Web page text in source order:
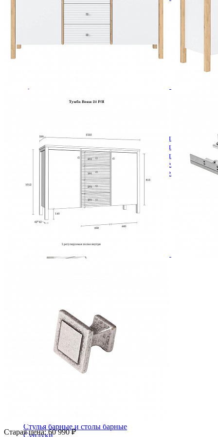
Кровати двуспальные
Кровати металлические
Кровати односпальные
Шкафы для одежды
Шкафы 2-х дверные для одежды и белья
Шкафы 3-х дверные для одежды и белья
Шкафы 4-х дверные для одежды и белья
Шкафы 5-ти дверные для одежды и белья
Шкафы 6-ти дверные для одежды и белья
Шкафы купе для одежды и белья
Шкафы угловые для одежды и белья
Буфеты и бары
Комоды для кухни
Лавки и скамьи
Полки и ящики
Столы кофейные и чайные
Столы обеденные
Стулья барные и столы барные
Старая цена:60 990 ₽